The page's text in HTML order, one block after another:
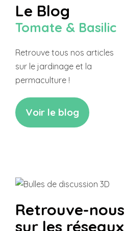
Le Blog
Tomate & Basilic
Retrouve tous nos articles
sur le jardinage et la
permaculture !
Voir le blog
Retrouve-nous
sur les réseaux